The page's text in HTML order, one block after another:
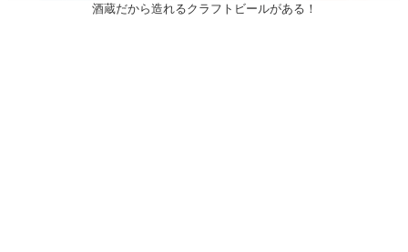
酒蔵だから造れるクラフトビールがある！